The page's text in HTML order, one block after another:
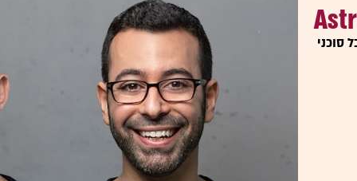
סוכני